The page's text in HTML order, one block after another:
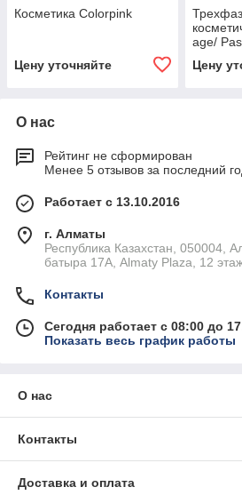
Косметика Colorpink
Цену уточняйте
age/
Цену
О нас
Рейтинг не сформирован
Менее 5 отзывов за последний
Работает с 13.10.2016
г. Алматы
Республика Казахстан, 050004,
батыра 17А, Almaty Plaza, 12
Контакты
Сегодня работает с 08:00 до
Показать весь график работы
О нас
Контакты
Доставка и оплата